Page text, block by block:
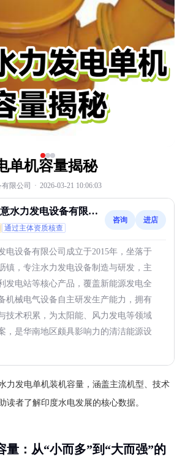
单机容量揭秘
限公司 · 2026-03-21 10:06:03
水力发电设备有限公
通过主体资质核查
咨询 进店
电设备有限公司成立于2015年，坐落于
镇，专注水力发电设备制造与研发，主
发电站等核心产品，覆盖新能源发电全
机械电气设备自主研发生产能力，拥有
技术积累，为太阳能、风力发电等领域
，是华南地区颇具影响力的清洁能源设
力发电单机装机容量，涵盖主流机型、技术
读者了解印度水电发展的核心数据。
量：从“小而多”到“大而强”的